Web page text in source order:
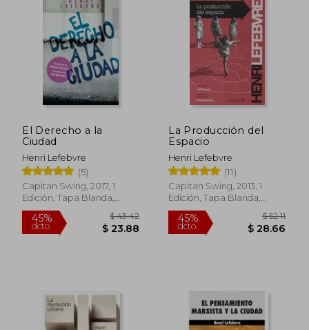
contexto de las revueltas estudiantiles de
mayo de 1968 en Francia. Su legado
perdura en debates contemporáneos
sobre justicia espacial y el papel del
ciudadano en la configuración del entorno
urbano.
El Derecho a la
Ciudad
Henri Lefebvre
(5)
Capitan Swing, 2017, 1
Edición, Tapa Blanda,
Nuevo
45%
dcto. $ 23.88
La Producción del
Espacio
Henri Lefebvre
(11)
Capitan Swing, 2013, 1
Edición, Tapa Blanda,
Nuevo
45%
dcto.